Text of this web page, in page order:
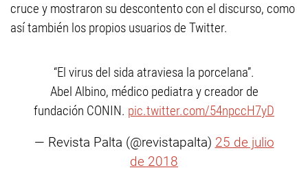
cruce y mostraron su descontento con el discurso, como
así también los propios usuarios de Twitter.
“El virus del sida atraviesa la porcelana”.
Abel Albino, médico pediatra y creador de
fundación CONIN. pic.twitter.com/54npccH7yD
— Revista Palta (@revistapalta) 25 de julio
de 2018